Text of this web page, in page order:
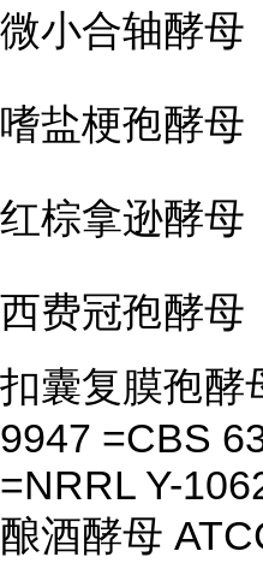
微小合轴酵母
嗜盐梗孢酵母
红棕拿逊酵母
西费冠孢酵母
扣囊复膜孢酵
9947 =CBS
=NRRL Y-
酿酒酵母